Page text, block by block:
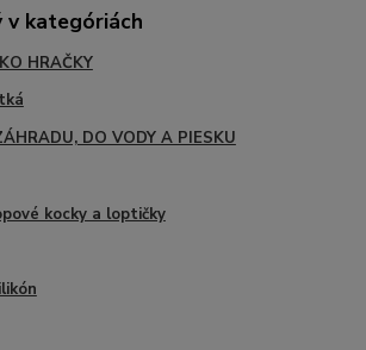
v kategóriách
HRAČKY
DO VODY A PIESKU
kocky a loptičky